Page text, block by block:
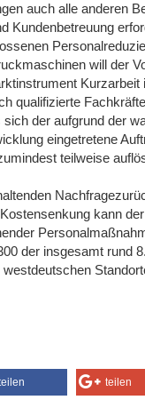
auch alle anderen
Kundenbetreuung
will der
qualifizierte
der aufgrund der
eingetretene
teilweise
kann
der insgesamt rund
teilen